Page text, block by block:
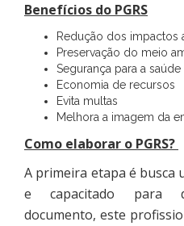
Benefícios do PGRS
Redução dos impactos
Preservação do meio
Segurança para a
Economia de recursos
Evita multas
Melhora a imagem da
Como elaborar o PGRS?
A primeira etapa é busca
e capacitado para
documento, este